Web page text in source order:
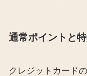
通常ポイントと
クレジットカード